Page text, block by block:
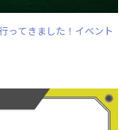
ってきました！イベント